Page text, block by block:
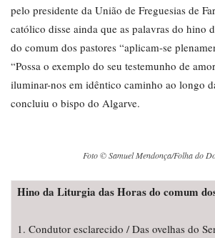
pelo presidente da União de Freguesias de
católico disse ainda que as palavras do hino
do comum dos pastores “aplicam-se
“Possa o exemplo do seu testemunho de
iluminar-nos em idêntico caminho ao longo
concluiu o bispo do Algarve.
Foto © Samuel Mendonça/Folha do
Hino da Liturgia das Horas do comum
1. Condutor esclarecido / Das ovelhas do